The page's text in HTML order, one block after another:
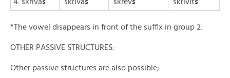
*The vowel disappears in front of the suffix in group 2.
OTHER PASSIVE STRUCTURES:
Other passive structures are also possible;